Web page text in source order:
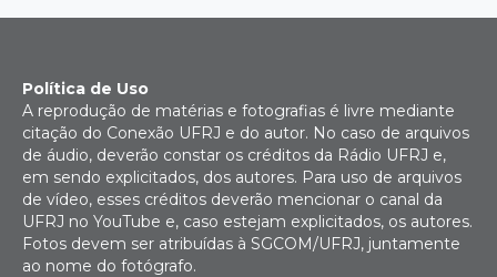
Política de Uso
A reprodução de matérias e fotografias é livre mediante
citação do Conexão UFRJ e do autor. No caso de arquivos
de áudio, deverão constar os créditos da Rádio UFRJ e,
em sendo explicitados, dos autores. Para uso de arquivos
de vídeo, esses créditos deverão mencionar o canal da
UFRJ no YouTube e, caso estejam explicitados, os autores.
Fotos devem ser atribuídas à SGCOM/UFRJ, juntamente
ao nome do fotógrafo.